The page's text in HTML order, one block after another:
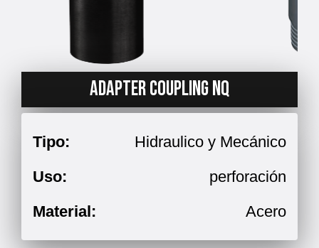
ADAPTER COUPLING NQ
Tipo:
Hidraulico y Mecánico
Uso:
perforación
Material:
Acero